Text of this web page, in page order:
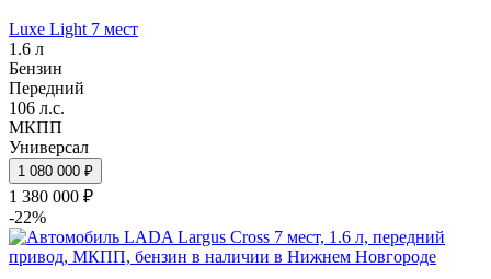
Luxe Light 7 мест
1.6 л
Бензин
Передний
106 л.с.
МКПП
Универсал
1 080 000 ₽
1 380 000 ₽
-22%